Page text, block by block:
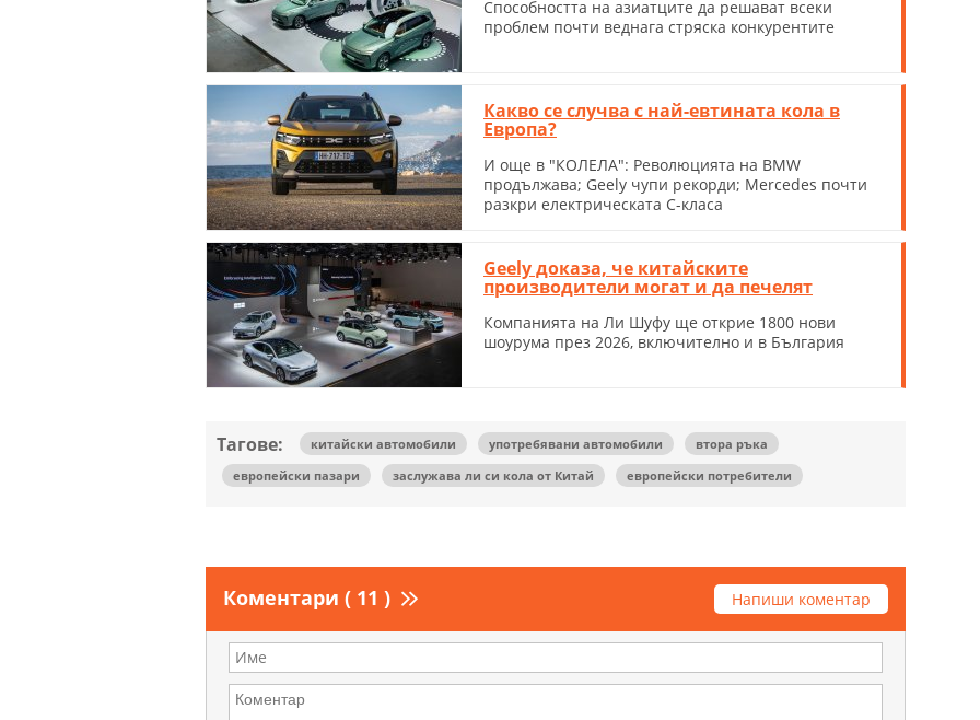
Способността на азиатците да решават всеки
проблем почти веднага стряска конкурентите
Какво се случва с най-евтината кола в
Европа?
И още в "КОЛЕЛА": Революцията на BMW
продължава; Geely чупи рекорди; Mercedes почти
разкри електрическата С-класа
Geely доказа, че китайските
производители могат и да печелят
Компанията на Ли Шуфу ще открие 1800 нови
шоурума през 2026, включително и в България
Тагове: китайски автомобили употребявани автомобили
втора ръка
европейски пазари
заслужава ли си кола от Китай европейски потребители
Коментари ( 11 ) Напиши коментар